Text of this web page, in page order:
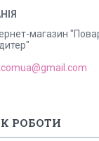
магазин
РОБОТИ